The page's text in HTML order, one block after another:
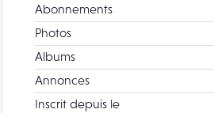
Abonnements
Photos
Albums
Annonces
Inscrit depuis le